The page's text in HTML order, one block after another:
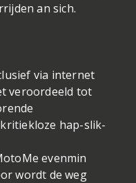
an sich.
via internet
veroordeeld tot
hap-slik-
evenmin
wordt de weg